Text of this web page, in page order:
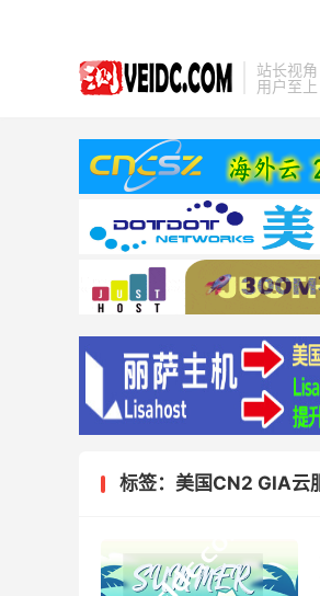
站长视角
用户至上
标签：美国CN2 GIA云